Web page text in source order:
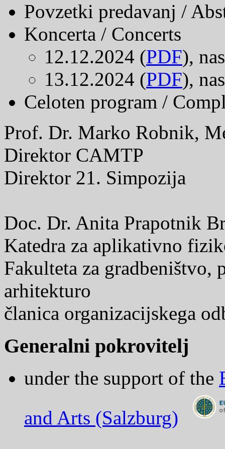
Povzetki predavanj /
Koncerta / Concerts
12.12.2024 (PDF),
13.12.2024 (PDF),
Celoten program /
Prof. Dr. Marko Robnik,
Direktor CAMTP
Direktor 21. Simpozija
Doc. Dr. Anita Prapotnik
Katedra za aplikativno
Fakulteta za gradbeništvo,
arhitekturo
članica organizacijskega
Generalni pokrovitelj
under the support of the
and Arts (Salzburg)